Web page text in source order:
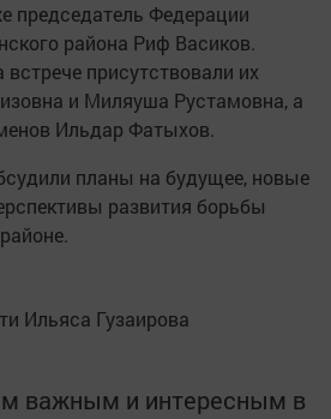
председатель Федерации
района Риф Васиков.
присутствовали их
и Миляуша Рустамовна, а
Ильдар Фатыхов.
планы на будущее, новые
развития борьбы
Ильяса Гузаирова
важным и интересным в